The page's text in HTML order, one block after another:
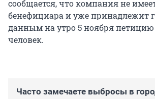
сообщается, что компания не
бенефициара и уже принадлежит
данным на утро 5 ноября
человек.
Часто замечаете выбросы в